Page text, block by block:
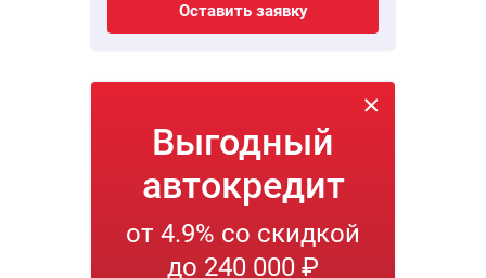
Оставить заявку
Выгодный
автокредит
от 4.9% со скидкой
до 240 000 ₽